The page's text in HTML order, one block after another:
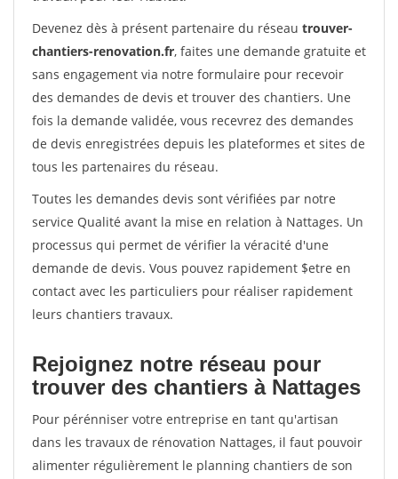
Devenez dès à présent partenaire du réseau trouver-
chantiers-renovation.fr, faites une demande gratuite et
sans engagement via notre formulaire pour recevoir
des demandes de devis et trouver des chantiers. Une
fois la demande validée, vous recevrez des demandes
de devis enregistrées depuis les plateformes et sites de
tous les partenaires du réseau.
Toutes les demandes devis sont vérifiées par notre
service Qualité avant la mise en relation à Nattages. Un
processus qui permet de vérifier la véracité d'une
demande de devis. Vous pouvez rapidement $etre en
contact avec les particuliers pour réaliser rapidement
leurs chantiers travaux.
Rejoignez notre réseau pour
trouver des chantiers à Nattages
Pour pérénniser votre entreprise en tant qu'artisan
dans les travaux de rénovation Nattages, il faut pouvoir
alimenter régulièrement le planning chantiers de son